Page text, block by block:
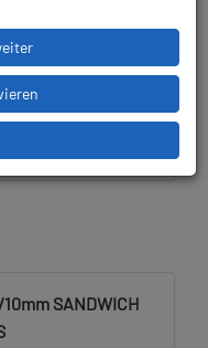
Prämienpunkte: 129
SANDWICH